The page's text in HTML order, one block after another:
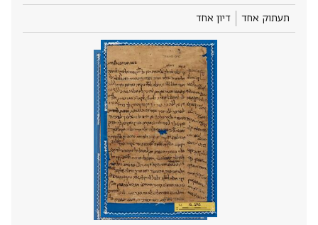
תעתוק אחד דיון אחד